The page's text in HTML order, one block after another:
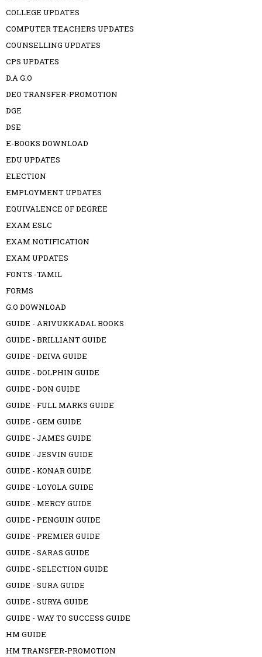
COLLEGE UPDATES
COMPUTER TEACHERS UPDATES
COUNSELLING UPDATES
CPS UPDATES
D.A G.O
DEO TRANSFER-PROMOTION
DGE
DSE
E-BOOKS DOWNLOAD
EDU UPDATES
ELECTION
EMPLOYMENT UPDATES
EQUIVALENCE OF DEGREE
EXAM ESLC
EXAM NOTIFICATION
EXAM UPDATES
FONTS -TAMIL
FORMS
G.O DOWNLOAD
GUIDE - ARIVUKKADAL BOOKS
GUIDE - BRILLIANT GUIDE
GUIDE - DEIVA GUIDE
GUIDE - DOLPHIN GUIDE
GUIDE - DON GUIDE
GUIDE - FULL MARKS GUIDE
GUIDE - GEM GUIDE
GUIDE - JAMES GUIDE
GUIDE - JESVIN GUIDE
GUIDE - KONAR GUIDE
GUIDE - LOYOLA GUIDE
GUIDE - MERCY GUIDE
GUIDE - PENGUIN GUIDE
GUIDE - PREMIER GUIDE
GUIDE - SARAS GUIDE
GUIDE - SELECTION GUIDE
GUIDE - SURA GUIDE
GUIDE - SURYA GUIDE
GUIDE - WAY TO SUCCESS GUIDE
HM GUIDE
HM TRANSFER-PROMOTION